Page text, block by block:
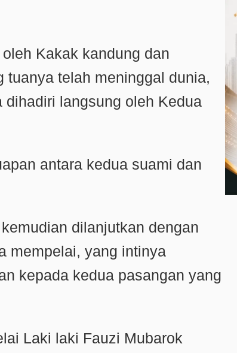
Kakak kandung dan
tuanya telah meninggal dunia,
langsung oleh Kedua
antara kedua suami dan
dilanjutkan dengan
mempelai, yang intinya
kepada kedua pasangan yang
Laki laki Fauzi Mubarok